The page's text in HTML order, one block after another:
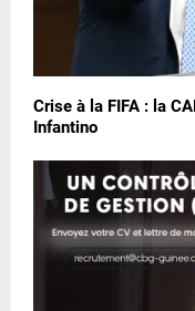
Crise à la FIFA : la
Infantino